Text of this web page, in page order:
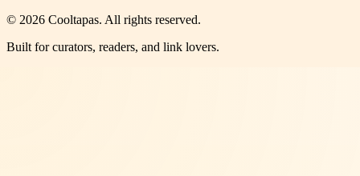
© 2026 Cooltapas. All rights reserved.
Built for curators, readers, and link lovers.